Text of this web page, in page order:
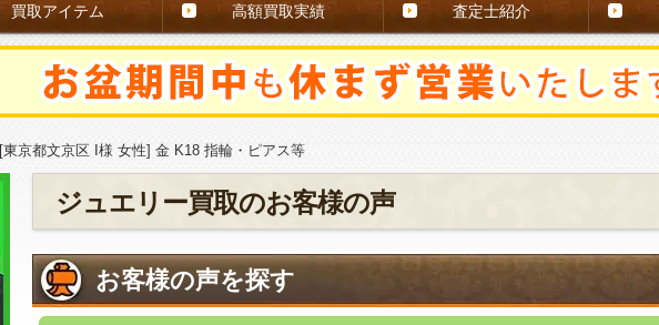
買取アイテム 高額買取実績 査定士紹介
[東京都文京区 I様 女性] 金 K18 指輪・ピアス等
ジュエリー買取のお客様の声
お客様の声を探す